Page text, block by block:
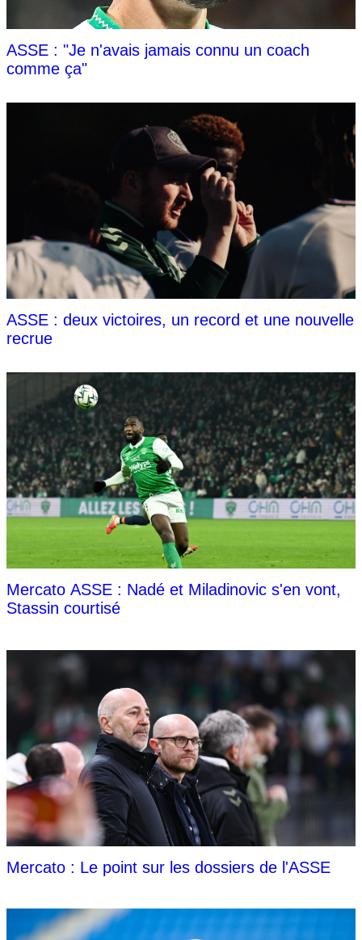
ASSE : "Je n'avais jamais connu un coach
comme ça"
ASSE : deux victoires, un record et une nouvelle
recrue
Mercato ASSE : Nadé et Miladinovic s'en vont,
Stassin courtisé
Mercato : Le point sur les dossiers de l'ASSE